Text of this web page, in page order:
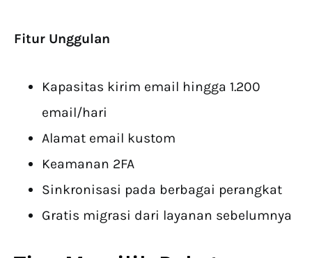
Fitur Unggulan
Kapasitas kirim email hingga 1.200
email/hari
Alamat email kustom
Keamanan 2FA
Sinkronisasi pada berbagai perangkat
Gratis migrasi dari layanan sebelumnya